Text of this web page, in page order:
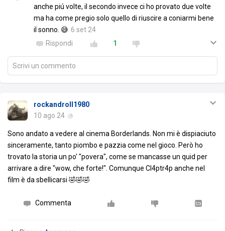
anche piú volte, il secondo invece ci ho provato due volte
ma ha come pregio solo quello di riuscire a coniarmi bene
il sonno. 😅 6 set 24
Rispondi
1
Scrivi un commento
rockandroll1980
10 ago 24
Sono andato a vedere al cinema Borderlands. Non mi è dispiaciuto
sinceramente, tanto piombo e pazzia come nel gioco. Però ho
trovato la storia un po' "povera", come se mancasse un quid per
arrivare a dire "wow, che forte!". Comunque Cl4ptr4p anche nel
film è da sbellicarsi 🤣🤣🤣
Commenta